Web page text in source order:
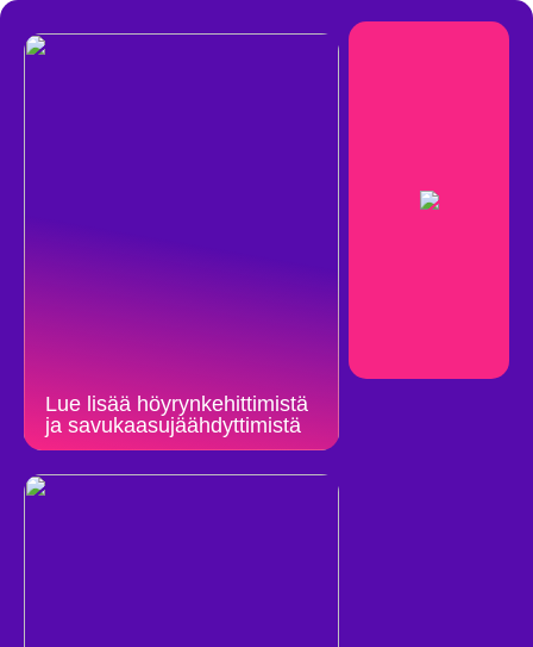
Lue lisää höyrynkehittimistä
ja savukaasujäähdyttimistä